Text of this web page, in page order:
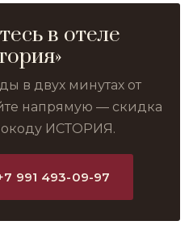
в отеле
в двух минутах от
напрямую — скидка
ИСТОРИЯ.
991 493-09-97